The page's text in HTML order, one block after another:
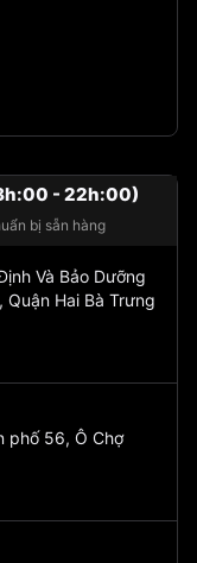
- 22h:00)
bị sẵn hàng
Và Bảo Dưỡng
Hai Bà Trưng
phố 56, Ô Chợ